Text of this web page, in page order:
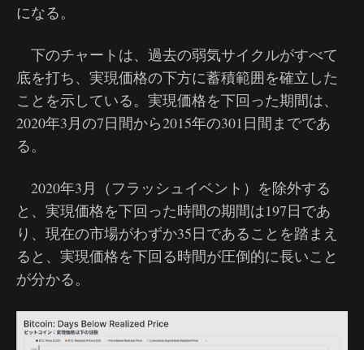
になる。
下のチャートは、過去の弱気サイクルがすべて
底を打ち、実現価格の下方に蓄積範囲を確立した
ことを示している。実現価格を下回った期間は、
2020年3月の7日間から2015年の301日間までであ
る。
2020年3月（フラッシュイベント）を除外する
と、実現価格を下回った時間の期間は197日であ
り、現在の市場がわずか35日であることを踏まえ
ると、実現価格を下回る時間が圧倒的に長いこと
が分かる。